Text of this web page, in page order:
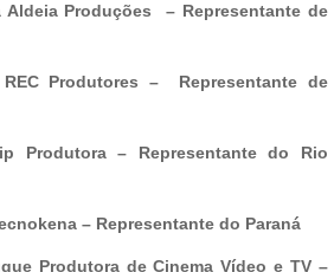
Aldeia Produções – Representante de
Produtores – Representante de
Produtora – Representante do Rio
– Representante do Paraná
Produtora de Cinema Vídeo e TV –